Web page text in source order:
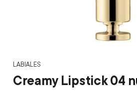
LABIALES
Creamy Lipstick 04